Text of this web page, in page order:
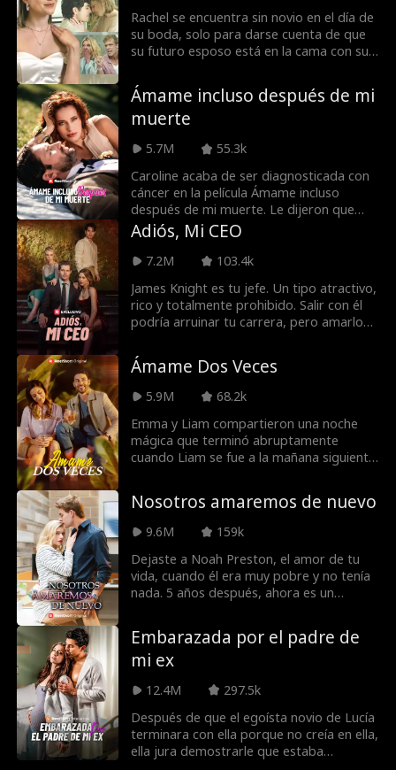
ahora está comprometido con otra
mujer.
Rachel se encuentra sin novio en el día de
su boda, solo para darse cuenta de que
su futuro esposo está en la cama con su
en el hazmerreír del pueblo, Rachel
decide continuar con la boda, solo hay
una pequeña cosa que necesita hacer...
Ámame incluso después de mi
muerte
5.7M
55.3k
Caroline acaba de ser diagnosticada con
cáncer en la película Ámame incluso
después de mi muerte. Le dijeron que
solo tiene tres meses de vida cuando
Stacy, la antigua llama de su esposo Eric,
aparece con un niño de seis años que
Caroline repetidamente, y a medida que
sus síntomas de cáncer empeoran y cae
en la desesperación, decide divorciarse
se da cuenta de que no puede vivir sin
ella, y finalmente se entera del
diagnóstico de cáncer de su exesposa.
la reconciliación, ya que Caroline está
decidida a no pasar sus últimos días
amándolo.
Adiós, Mi CEO
7.2M
103.4k
James Knight es tu jefe. Un tipo atractivo,
rico y totalmente prohibido. Salir con él
podría arruinar tu carrera, pero amarlo
Porque ¿qué es peor que saber que
quieres algo, además de saber que nunca
podrás tenerlo?
Ámame Dos Veces
5.9M
68.2k
Emma y Liam compartieron una noche
mágica que terminó abruptamente
cuando Liam se fue a la mañana siguiente
Emma donde Liam es el padrino. A
medida que vuelven a la vida sus
sentimientos, Emma decide fingir salir
con Liam por un fin de semana para que
su ex la deje en paz.
Nosotros amaremos de nuevo
9.6M
159k
Dejaste a Noah Preston, el amor de tu
vida, cuando él era muy pobre y no tenía
nada. 5 años después, ahora es un
infierno. ¿Le dirás la verdad sobre por
qué realmente lo dejaste, o es
oportunidad de amor?
Embarazada por el padre de
mi ex
12.4M
297.5k
Después de que el egoísta novio de Lucía
terminara con ella porque no creía en ella,
ella jura demostrarle que estaba